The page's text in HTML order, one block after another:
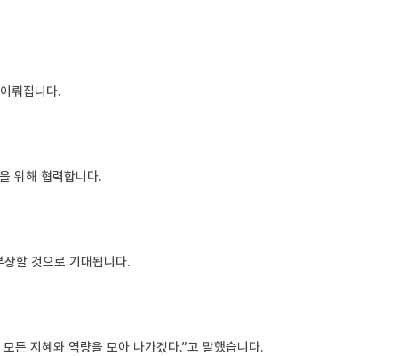
뤄집니다.
위해 협력합니다.
할 것으로 기대됩니다.
든 지혜와 역량을 모아 나가겠다.”고 말했습니다.